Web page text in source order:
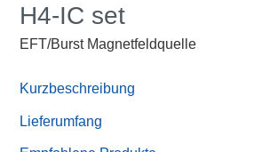
H4-IC set
EFT/Burst Magnetfeldquelle
Kurzbeschreibung
Lieferumfang